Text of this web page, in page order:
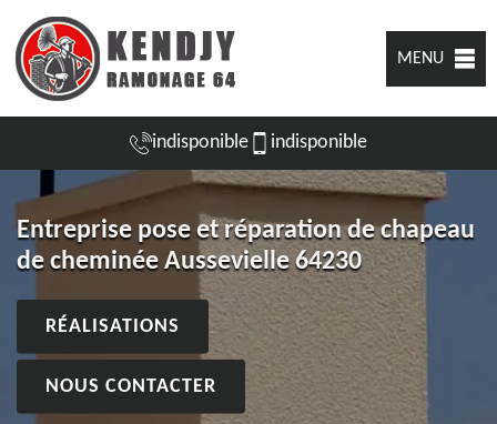
MENU
indisponible indisponible
Entreprise pose et réparation de chapeau
de cheminée Aussevielle 64230
RÉALISATIONS
NOUS CONTACTER